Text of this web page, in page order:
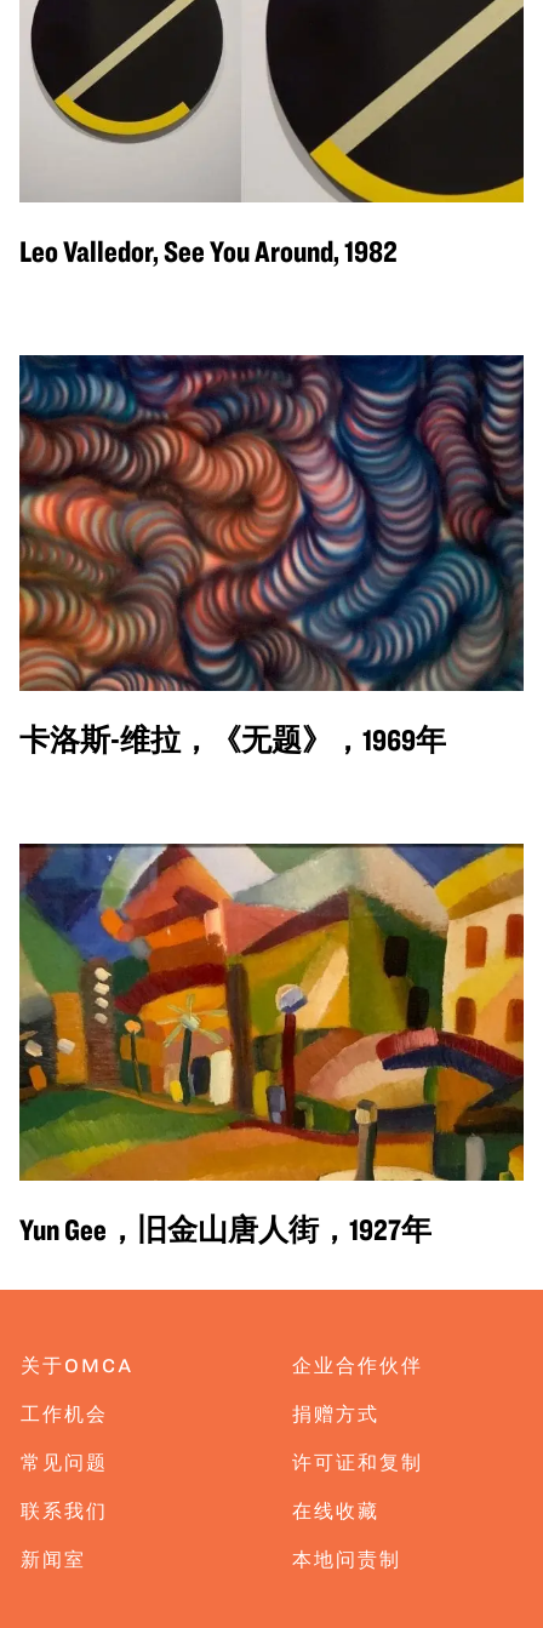
Leo Valledor, See You Around, 1982
卡洛斯-维拉，《无题》，1969年
Yun Gee，旧金山唐人街，1927年
关于OMCA
工作机会
常见问题
联系我们
新闻室
企业合作伙伴
捐赠方式
许可证和复制
在线收藏
本地问责制